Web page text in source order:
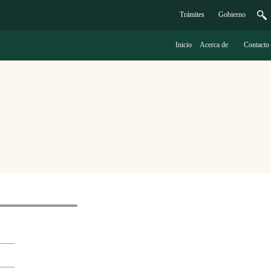
Trámites Gobierno
Inicio Acerca de Contacto